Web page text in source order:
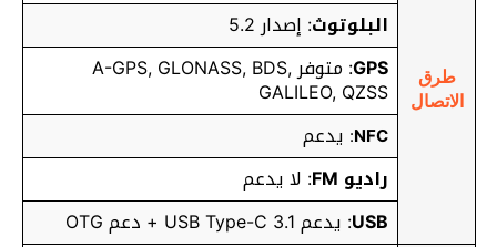
طرق
الاتصال
البلوتوث: إصدار 5.2
GPS
: متوفر A-GPS, GLONASS, BDS,
GALILEO, QZSS
NFC
: يدعم
راديو FM
: لا يدعم
USB: يدعم USB Type-C 3.1 + دعم OTG